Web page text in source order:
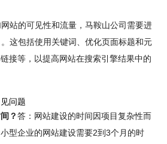
站的可见性和流量，马鞍山公司需要进
这包括使用关键词、优化页面标题和元
接等，以提高网站在搜索引擎结果中的
问题
？答：网站建设的时间因项目复杂性而
型企业的网站建设需要2到3个月的时